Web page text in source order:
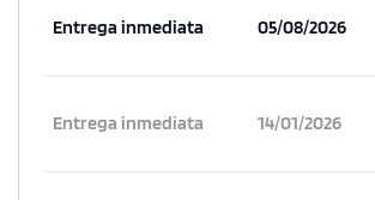
Entrega inmediata 05/08/2026
Entrega inmediata 14/01/2026